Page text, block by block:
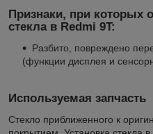
Признаки, при которых
стекла в Redmi 9T:
Разбито, повреждено
(функции дисплея и
Используемая запчасть
Стекло приближенного к